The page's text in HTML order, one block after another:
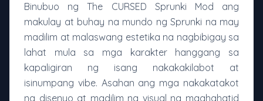
Binubuo ng The CURSED Sprunki Mod ang
makulay at buhay na mundo ng Sprunki na may
madilim at malaswang estetika na nagbibigay sa
lahat mula sa mga karakter hanggang sa
kapaligiran ng isang nakakakilabot at
isinumpang vibe. Asahan ang mga nakakatakot
na disenyo at madilim na visual na maghahatid